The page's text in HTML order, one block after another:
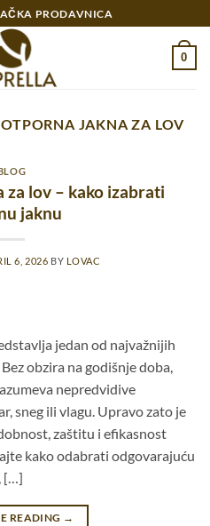
PRODAVNICA
0
JAKNA ZA LOV
lov – kako izabrati
jaknu
6, 2026 BY LOVAC
jedan od najvažnijih
obzira na godišnje doba,
nepredvidive
sneg ili vlagu. Upravo zato je
zaštitu i efikasnost
kako odabrati odgovarajuću
[…]
READING →